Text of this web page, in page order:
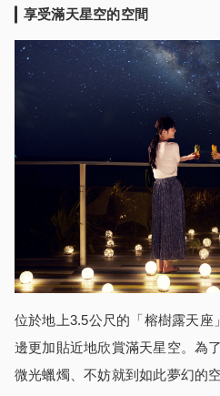
享受滿天星空的空間
位於地上3.5公尺的「榕樹露天座
邊更加貼近地欣賞滿天星空。為
微光蠟燭、不妨就到如此夢幻的